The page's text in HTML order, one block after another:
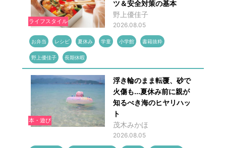
ライフスタイル
ツ＆安全対策の基本
野上優佳子
2026.08.05
お弁当 レシピ 夏休み 学童 小学館 書籍抜粋
野上優佳子 長期休暇
本・遊び
浮き輪のまま転覆、砂で
火傷も...夏休み前に親が
知るべき海のヒヤリハッ
ト
茂木みかほ
2026.08.05